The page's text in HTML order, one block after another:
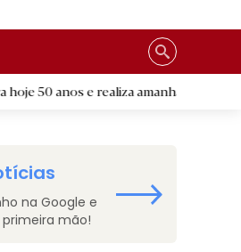
amanhã a festa comemorativa
na Google e
mão!